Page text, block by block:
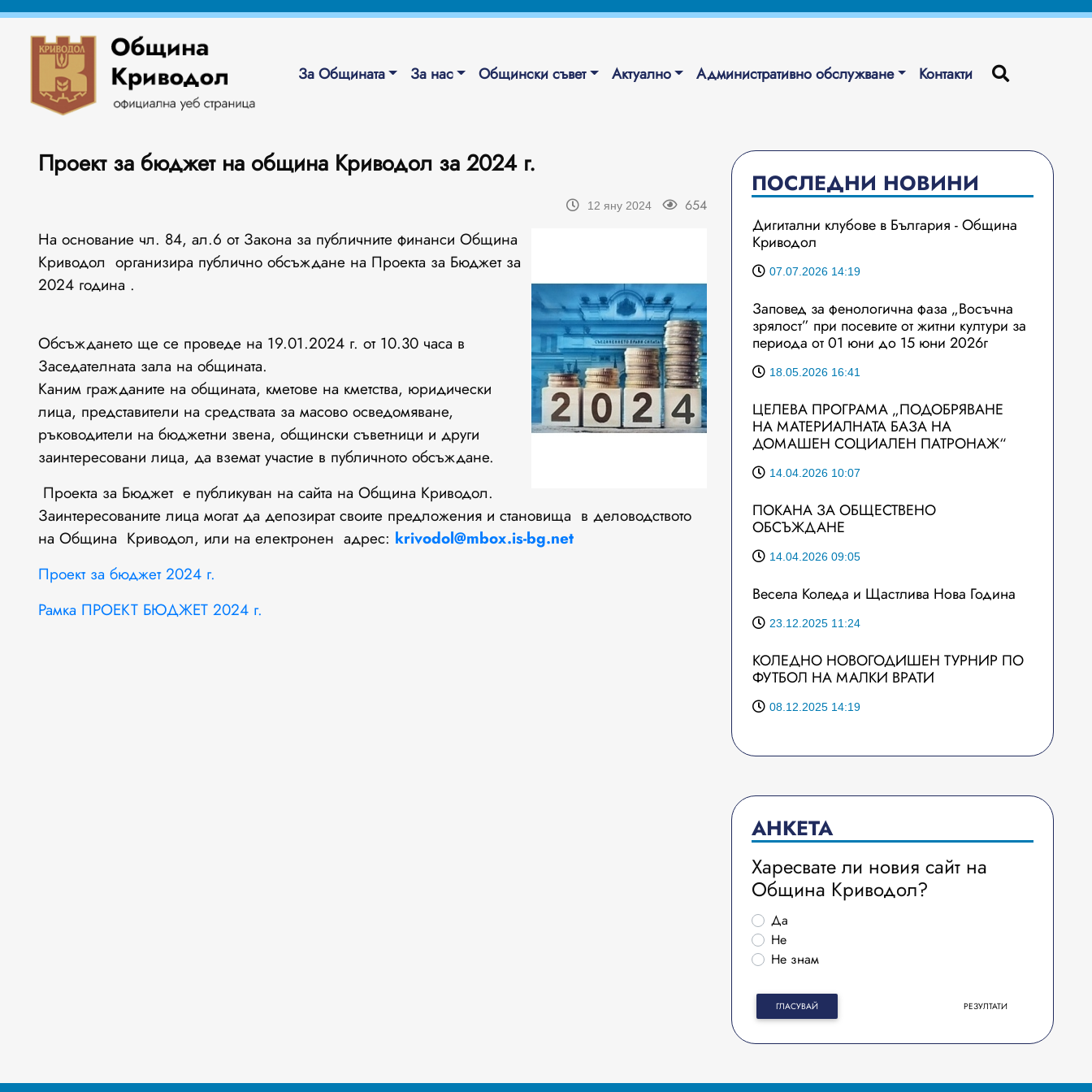
За Общината За нас Общински съвет Актуално Административно обслужване Контакти
Проект за бюджет на община Криводол за 2024 г.
12 яну 2024 654
На основание чл. 84, ал.6 от Закона за публичните финанси Община
Криводол организира публично обсъждане на Проекта за Бюджет за
2024 година .
Обсъждането ще се проведе на 19.01.2024 г. от 10.30 часа в
Заседателната зала на общината.
Каним гражданите на общината, кметове на кметства, юридически
лица, представители на средствата за масово осведомяване,
ръководители на бюджетни звена, общински съветници и други
заинтересовани лица, да вземат участие в публичното обсъждане.
Проекта за Бюджет е публикуван на сайта на Община Криводол.
Заинтересованите лица могат да депозират своите предложения и становища в деловодството
на Община Криводол, или на електронен адрес: krivodol@mbox.is-bg.net
Проект за бюджет 2024 г.
Рамка ПРОЕКТ БЮДЖЕТ 2024 г.
ПОСЛЕДНИ НОВИНИ
Дигитални клубове в България - Община
Криводол
07.07.2026 14:19
Заповед за фенологична фаза „Восъчна
зрялост” при посевите от житни култури за
периода от 01 юни до 15 юни 2026г
18.05.2026 16:41
ЦЕЛЕВА ПРОГРАМА „ПОДОБРЯВАНЕ
НА МАТЕРИАЛНАТА БАЗА НА
ДОМАШЕН СОЦИАЛЕН ПАТРОНАЖ“
14.04.2026 10:07
ПОКАНА ЗА ОБЩЕСТВЕНО
ОБСЪЖДАНЕ
14.04.2026 09:05
Весела Коледа и Щастлива Нова Година
23.12.2025 11:24
КОЛЕДНО НОВОГОДИШЕН ТУРНИР ПО
ФУТБОЛ НА МАЛКИ ВРАТИ
08.12.2025 14:19
АНКЕТА
Харесвате ли новия сайт на
Община Криводол?
Да
Не
Не знам
ГЛАСУВАЙ РЕЗУЛТАТИ